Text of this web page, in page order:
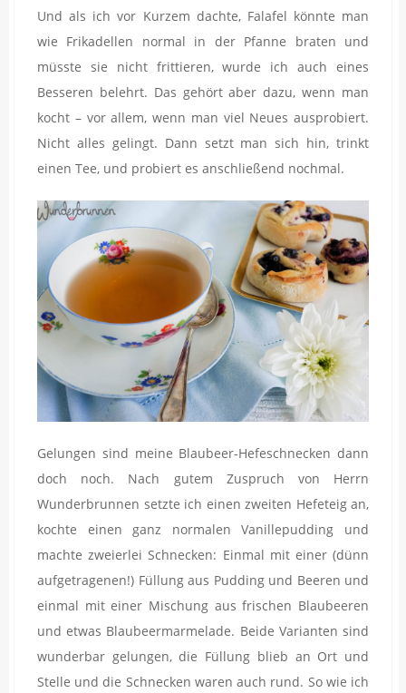
Und als ich vor Kurzem dachte, Falafel könnte man
wie Frikadellen normal in der Pfanne braten und
müsste sie nicht frittieren, wurde ich auch eines
Besseren belehrt. Das gehört aber dazu, wenn man
kocht – vor allem, wenn man viel Neues ausprobiert.
Nicht alles gelingt. Dann setzt man sich hin, trinkt
einen Tee, und probiert es anschließend nochmal.
Gelungen sind meine Blaubeer-Hefeschnecken dann
doch noch. Nach gutem Zuspruch von Herrn
Wunderbrunnen setzte ich einen zweiten Hefeteig an,
kochte einen ganz normalen Vanillepudding und
machte zweierlei Schnecken: Einmal mit einer (dünn
aufgetragenen!) Füllung aus Pudding und Beeren und
einmal mit einer Mischung aus frischen Blaubeeren
und etwas Blaubeermarmelade. Beide Varianten sind
wunderbar gelungen, die Füllung blieb an Ort und
Stelle und die Schnecken waren auch rund. So wie ich